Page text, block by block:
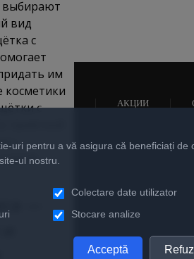
выбирают
вид
с
им
косметики
с
приятной
с
всей
—
НОВОСТИ АКЦИИ
uri pentru a vă asigura că beneficiați de
ul nostru.
Colectare date utilizator
Stocare analize
Acceptă